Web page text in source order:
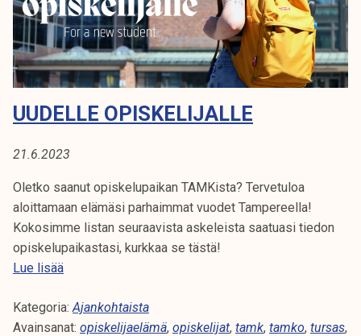
a
i
s
e
t
6
9
!
UUDELLE OPISKELIJALLE
21.6.2023
Oletko saanut opiskelupaikan TAMKista? Tervetuloa
aloittamaan elämäsi parhaimmat vuodet Tampereella!
Kokosimme listan seuraavista askeleista saatuasi tiedon
opiskelupaikastasi, kurkkaa se tästä!
Lue lisääU
d
e
Kategoria:Ajankohtaista
Avainsanat: opiskelijaelämä, opiskelijat, tamk, tamko, tursas,